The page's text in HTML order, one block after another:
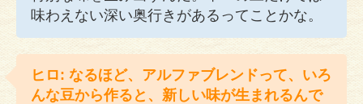
味わえない深い奥行きがあるってことかな。
ヒロ: なるほど、アルファブレンドって、いろ
んな豆から作ると、新しい味が生まれるんで